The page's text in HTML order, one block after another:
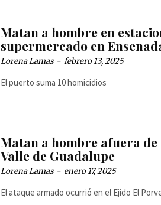
Matan a hombre en
supermercado en
Lorena Lamas - febrero 13, 2025
El puerto suma 10 homicidios
Matan a hombre afuera de
Valle de Guadalupe
Lorena Lamas - enero 17, 2025
El ataque armado ocurrió en el Ejido El